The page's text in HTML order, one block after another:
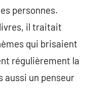
personnes.
il traitait
qui brisaient
régulièrement la
aussi un penseur